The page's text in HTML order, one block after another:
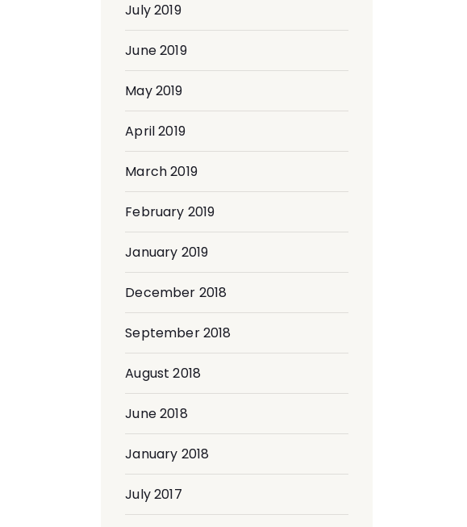
July 2019
June 2019
May 2019
April 2019
March 2019
February 2019
January 2019
December 2018
September 2018
August 2018
June 2018
January 2018
July 2017